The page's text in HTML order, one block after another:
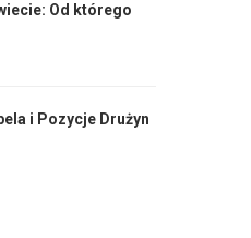
Od którego
i Pozycje Drużyn